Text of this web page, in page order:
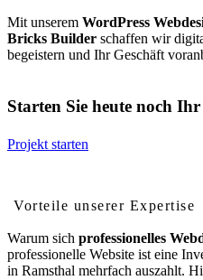
Mit unserem WordPress
Bricks Builder schaffen wir
begeistern und Ihr Geschäft
Starten Sie heute noch
Projekt starten
Vorteile unserer Expertise
Warum sich professionelles
professionelle Website ist eine
in Ramsthal mehrfach auszahlt.